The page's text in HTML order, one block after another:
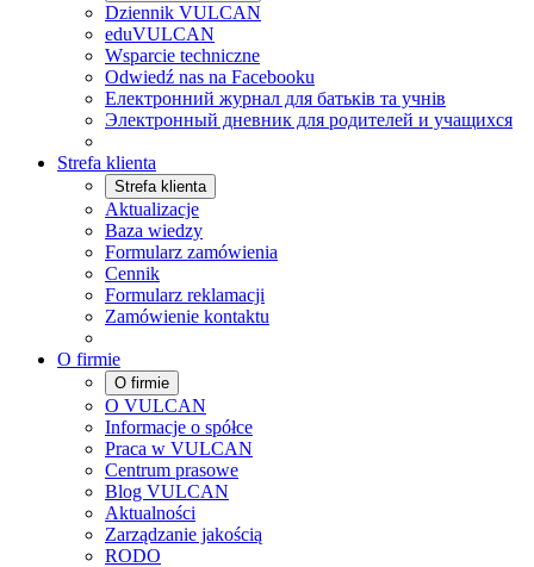
Dziennik VULCAN
eduVULCAN
Wsparcie techniczne
Odwiedź nas na Facebooku
Електронний журнал для батьків та учнів
Электронный дневник для родителей и учащихся
Strefa klienta
Strefa klienta
Aktualizacje
Baza wiedzy
Formularz zamówienia
Cennik
Formularz reklamacji
Zamówienie kontaktu
O firmie
O firmie
O VULCAN
Informacje o spółce
Praca w VULCAN
Centrum prasowe
Blog VULCAN
Aktualności
Zarządzanie jakością
RODO